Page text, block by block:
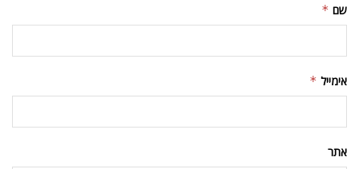
שם *
אימייל *
אתר